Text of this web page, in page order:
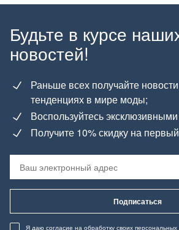
Будьте в курсе
новостей!
Раньше всех получайте
тенденциях в мире моды;
Воспользуйтесь
Получите 10% скидку на первый
Подписаться
Я даю согласие на обработку своих